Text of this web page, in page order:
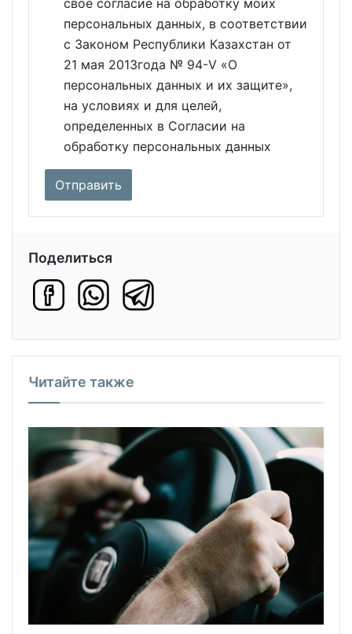
свое согласие на обработку моих
персональных данных, в соответствии
с Законом Республики Казахстан от
21 мая 2013года № 94-V «О
персональных данных и их защите»,
на условиях и для целей,
определенных в Согласии на
обработку персональных данных
Поделиться
Читайте также